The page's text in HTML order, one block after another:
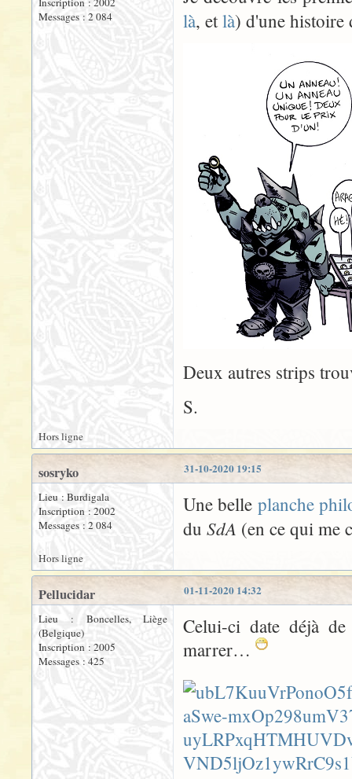
Messages : 2 084
là, etlà) d'une histoire
Deux autres strips
S.
Hors ligne
31-10-2020 19:15
sosryko
Lieu : Burdigala
Inscription : 2002
Messages : 2 084
Une belle planche
du SdA (en ce qui me
Hors ligne
01-11-2020 14:32
Pellucidar
Lieu : Boncelles, Liège
(Belgique)
Inscription : 2005
Messages : 425
Celui-ci date déjà
marrer…